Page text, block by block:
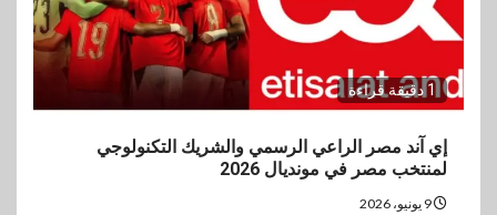
1 دقيقة قراءة
إي آند مصر الراعي الرسمي والشريك التكنولوجي
لمنتخب مصر في مونديال 2026